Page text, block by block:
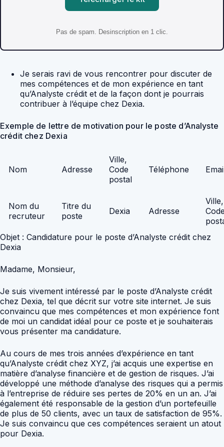
Pas de spam. Desinscription en 1 clic.
Je serais ravi de vous rencontrer pour discuter de
mes compétences et de mon expérience en tant
qu’Analyste crédit et de la façon dont je pourrais
contribuer à l’équipe chez Dexia.
Exemple de lettre de motivation pour le poste d’Analyste
crédit chez Dexia
Nom Adresse
Ville,
Code
postal
Téléphone
Nom du
recruteur
Titre du
poste
Dexia Adresse
Ville,
Objet : Candidature pour le poste d’Analyste crédit chez
Dexia
Madame, Monsieur,
Je suis vivement intéressé par le poste d’Analyste crédit
chez Dexia, tel que décrit sur votre site internet. Je suis
convaincu que mes compétences et mon expérience font
de moi un candidat idéal pour ce poste et je souhaiterais
vous présenter ma candidature.
Au cours de mes trois années d’expérience en tant
qu’Analyste crédit chez XYZ, j’ai acquis une expertise en
matière d’analyse financière et de gestion de risques. J’ai
développé une méthode d’analyse des risques qui a permis
à l’entreprise de réduire ses pertes de 20% en un an. J’ai
également été responsable de la gestion d’un portefeuille
de plus de 50 clients, avec un taux de satisfaction de 95%.
Je suis convaincu que ces compétences seraient un atout
pour Dexia.